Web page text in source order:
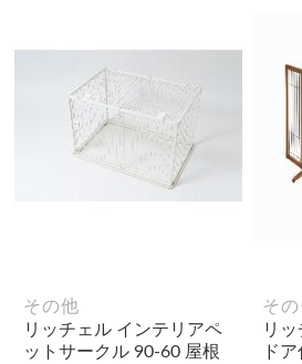
その他
リッチェル インテリアペ
ットサークル 90-60 屋根
そ
リ
ド